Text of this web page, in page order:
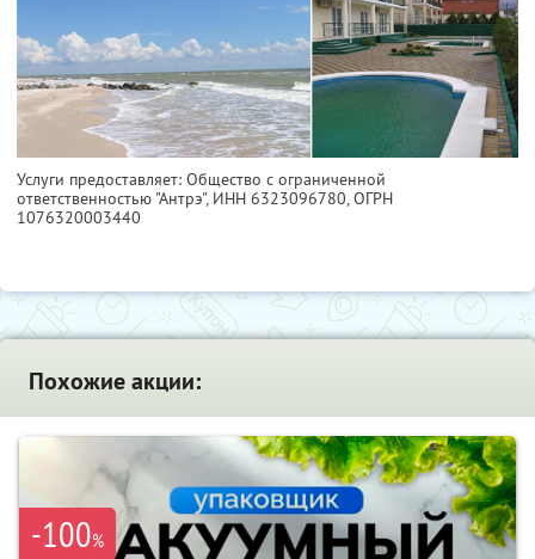
Услуги предоставляет: Общество с ограниченной
ответственностью "Антрэ", ИНН 6323096780, ОГРН
1076320003440
Похожие акции:
-100%